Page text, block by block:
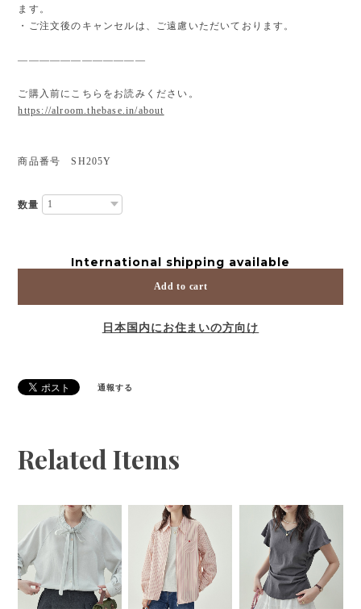
ます。
・ご注文後のキャンセルは、ご遠慮いただいております。
————————————
ご購入前にこちらをお読みください。
https://alroom.thebase.in/about
商品番号 SH205Y
数量
International shipping available
Add to cart
日本国内にお住まいの方向け
通報する
Related Items